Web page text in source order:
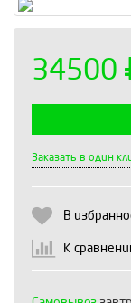
34500
Заказать в один
В
К